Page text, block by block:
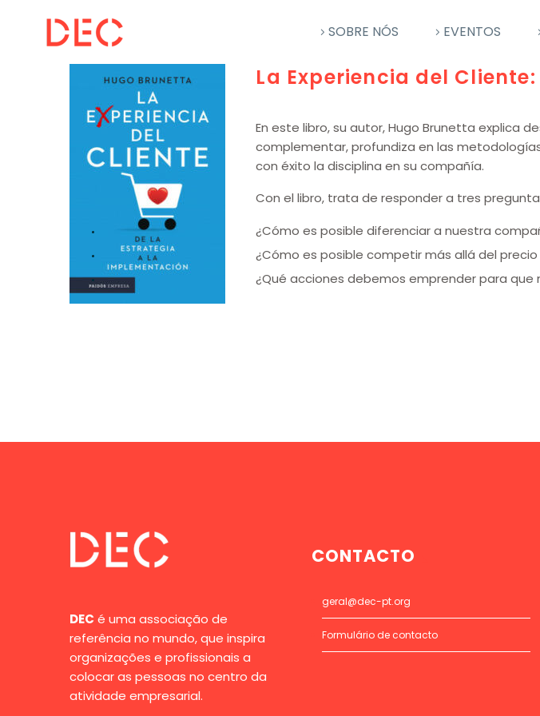
SOBRE NÓS EVENTOS
La Experiencia del
En este libro, su autor, Hugo Brunetta explica
complementar, profundiza en las
con éxito la disciplina en su compañía.
Con el libro, trata de responder a tres
¿Cómo es posible diferenciar a nuestra
¿Cómo es posible competir más allá del
¿Qué acciones debemos emprender para
DEC é uma associação de
referência no mundo, que inspira
organizações e profissionais a
colocar as pessoas no centro da
atividade empresarial.
CONTACTO
geral@dec-pt.org
Formulário de contacto